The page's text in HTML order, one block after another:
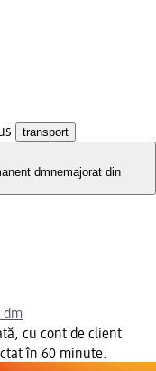
transport
dmnemajorat din
dm
cu cont de client
în 60 minute.